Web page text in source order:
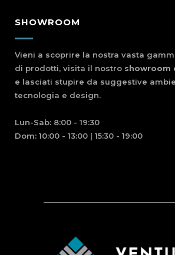
SHOWROOM
Vieni a scoprire la nostra vasta
di prodotti, visita il nostro showroom
e lasciati stupire da suggestive
tecnologia e design.
Lun-Sab: 8:00 - 19:30
Dom: 10:00 - 13:00 | 15:30 - 19:00